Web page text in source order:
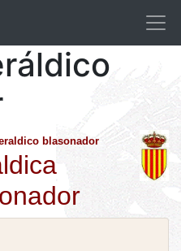
blasonador